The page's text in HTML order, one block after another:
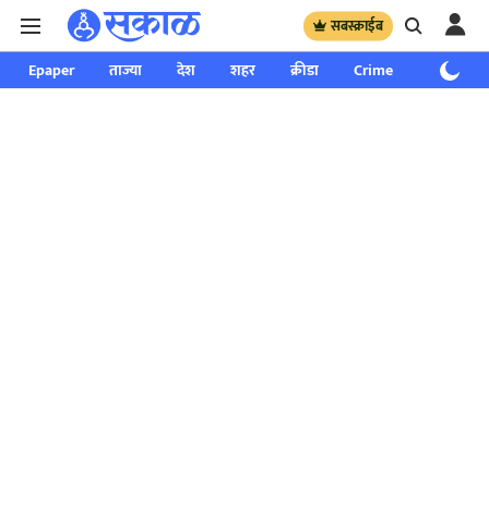
सबस्क्राईब
Epaper ताज्या देश शहर क्रीडा Crime साप्ताहिक